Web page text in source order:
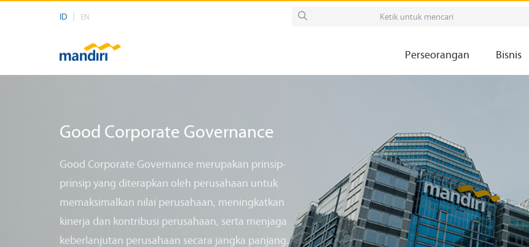
ID EN
Perseorangan Bisnis
Good Corporate Governance
Good Corporate Governance merupakan prinsip-
prinsip yang diterapkan oleh perusahaan untuk
memaksimalkan nilai perusahaan, meningkatkan
kinerja dan kontribusi perusahaan, serta menjaga
keberlanjutan perusahaan secara jangka panjang.